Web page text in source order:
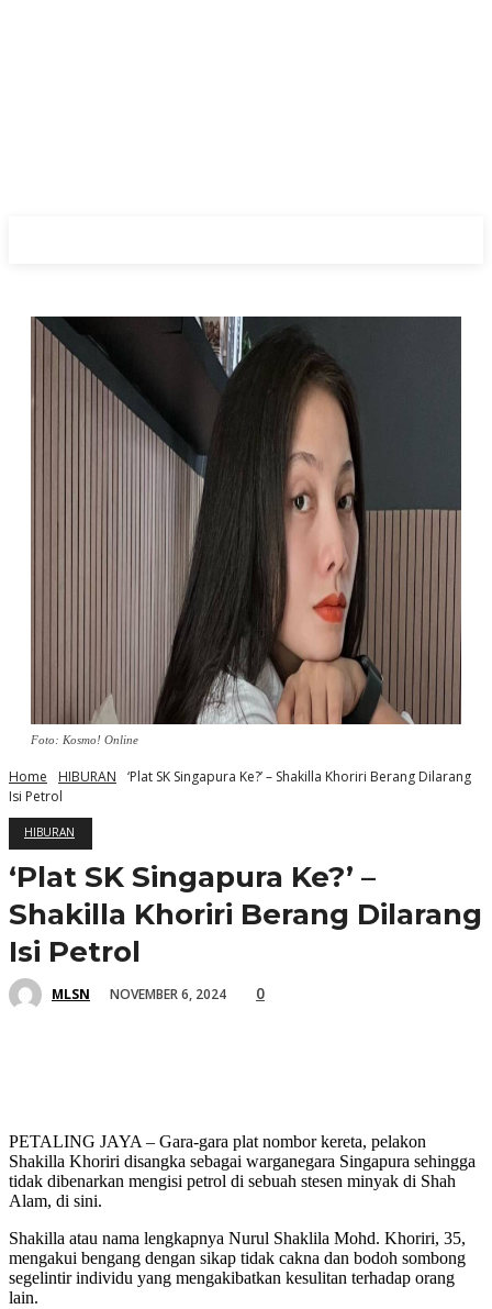
Foto: Kosmo! Online
Home HIBURAN
‘Plat SK Singapura Ke?’ – Shakilla Khoriri Berang Dilarang
Isi Petrol
HIBURAN
‘Plat SK Singapura Ke?’ –
Shakilla Khoriri Berang Dilarang
Isi Petrol
MLSN NOVEMBER 6, 2024 0
PETALING JAYA – Gara-gara plat nombor kereta, pelakon
Shakilla Khoriri disangka sebagai warganegara Singapura sehingga
tidak dibenarkan mengisi petrol di sebuah stesen minyak di Shah
Alam, di sini.
Shakilla atau nama lengkapnya Nurul Shaklila Mohd. Khoriri, 35,
mengakui bengang dengan sikap tidak cakna dan bodoh sombong
segelintir individu yang mengakibatkan kesulitan terhadap orang
lain.